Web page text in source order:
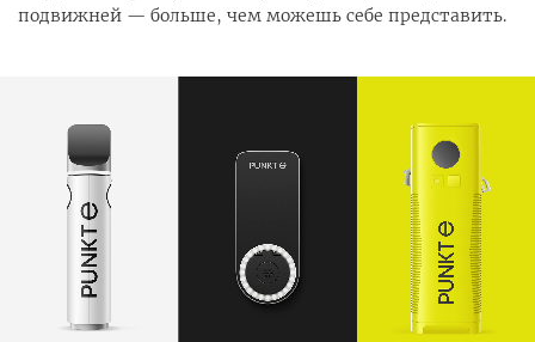
подвижней — больше, чем можешь себе представить.